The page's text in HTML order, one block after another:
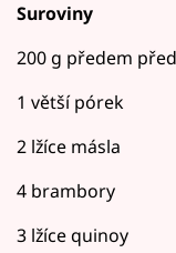
Suroviny
200 g předem
1 větší pórek
2 lžíce másla
4 brambory
3 lžíce quinoy